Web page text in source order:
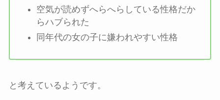
空気が読めずへらへらしている性格だか
らハブられた
同年代の女の子に嫌われやすい性格
と考えているようです。